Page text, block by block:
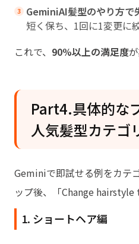
GeminiAI髪型のやり方で
短く保ち、1回に1変更に
これで、 90%以上の満足度
Part4.具体的な
人気髪型カテゴ
Geminiで即試せる例をカテ
ップ後、「Change hairstyle
1. ショートヘア編